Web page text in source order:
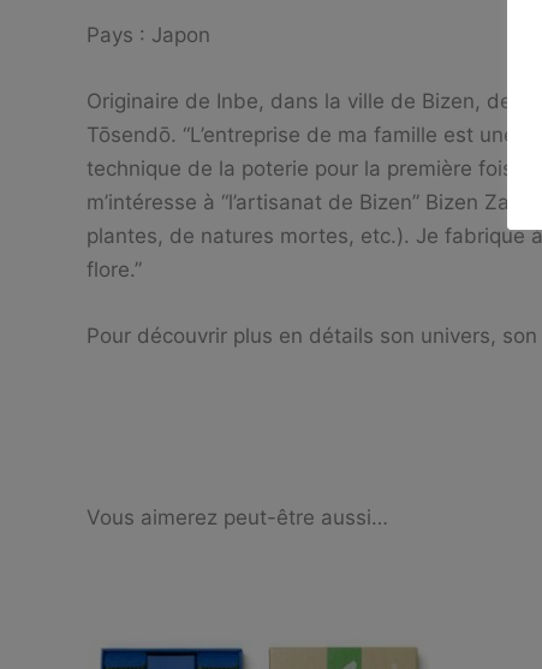
Pays : Japon
Originaire de Inbe, dans la ville de Bizen, de
Tōsendō. “L’entreprise de ma famille est une
technique de la poterie pour la première fois
m’intéresse à “l’artisanat de Bizen” Bizen
plantes, de natures mortes, etc.). Je fabrique
flore.”
Pour découvrir plus en détails son univers,
Vous aimerez peut-être aussi…